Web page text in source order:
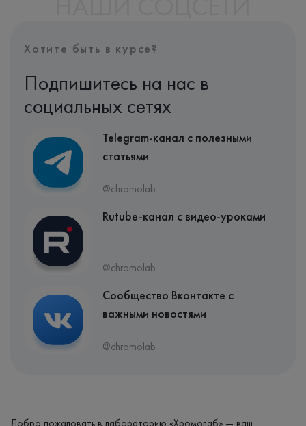
Хотите быть в курсе?
Подпишитесь на нас в
социальных сетях
Telegram-канал с полезными
статьями
@chromolab
Rutube-канал с видео-уроками
@chromolab
Сообщество Вконтакте с
важными новостями
@chromolab